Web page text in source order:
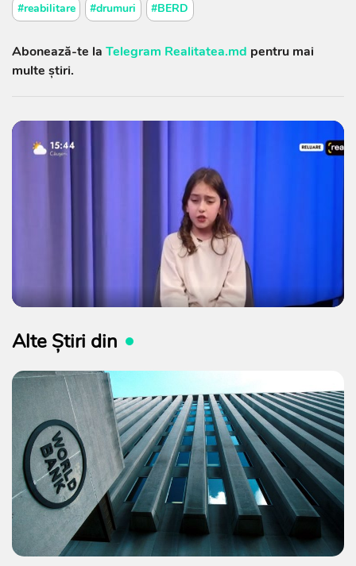
#reabilitare #drumuri #BERD
Abonează-te la Telegram Realitatea.md pentru mai
multe știri.
Alte Știri din